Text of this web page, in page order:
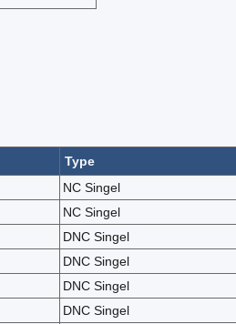
Type
NC Singel
NC Singel
DNC Singel
DNC Singel
DNC Singel
DNC Singel